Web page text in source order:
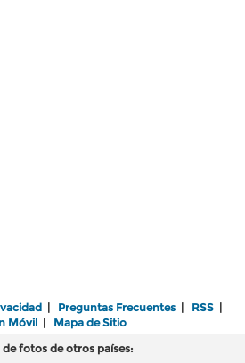
| Preguntas Frecuentes | RSS |
Móvil| Mapa de Sitio
de fotos de otros países: